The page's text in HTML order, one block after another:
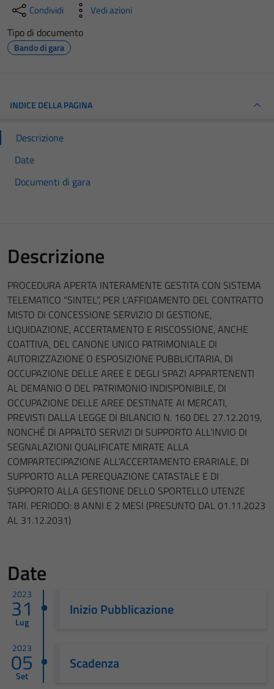
Condividi Vedi azioni
Tipo di documento
Bando di gara
INDICE DELLA PAGINA
Descrizione
Date
Documenti di gara
Descrizione
PROCEDURA APERTA INTERAMENTE GESTITA CON SISTEMA
TELEMATICO “SINTEL”, PER L’AFFIDAMENTO DEL CONTRATTO
MISTO DI CONCESSIONE SERVIZIO DI GESTIONE,
LIQUIDAZIONE, ACCERTAMENTO E RISCOSSIONE, ANCHE
COATTIVA, DEL CANONE UNICO PATRIMONIALE DI
AUTORIZZAZIONE O ESPOSIZIONE PUBBLICITARIA, DI
OCCUPAZIONE DELLE AREE E DEGLI SPAZI APPARTENENTI
AL DEMANIO O DEL PATRIMONIO INDISPONIBILE, DI
OCCUPAZIONE DELLE AREE DESTINATE AI MERCATI,
PREVISTI DALLA LEGGE DI BILANCIO N. 160 DEL 27.12.2019,
NONCHÉ DI APPALTO SERVIZI DI SUPPORTO ALL’INVIO DI
SEGNALAZIONI QUALIFICATE MIRATE ALLA
COMPARTECIPAZIONE ALL’ACCERTAMENTO ERARIALE, DI
SUPPORTO ALLA PEREQUAZIONE CATASTALE E DI
SUPPORTO ALLA GESTIONE DELLO SPORTELLO UTENZE
TARI. PERIODO: 8 ANNI E 2 MESI (PRESUNTO DAL 01.11.2023
AL 31.12.2031)
Date
2023
31
Lug
Inizio Pubblicazione
2023
05
Set
Scadenza